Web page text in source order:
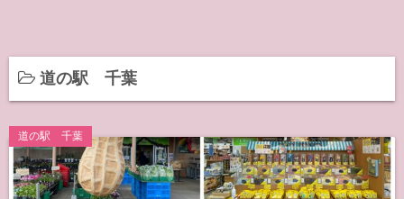
ー
道の駅 千葉
道の駅 千葉